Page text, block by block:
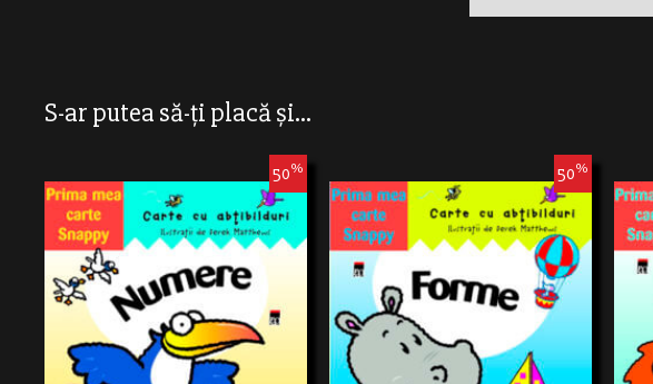
S-ar putea să-ți placă și...
50% 50%